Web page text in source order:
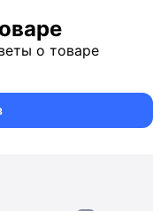
о товаре